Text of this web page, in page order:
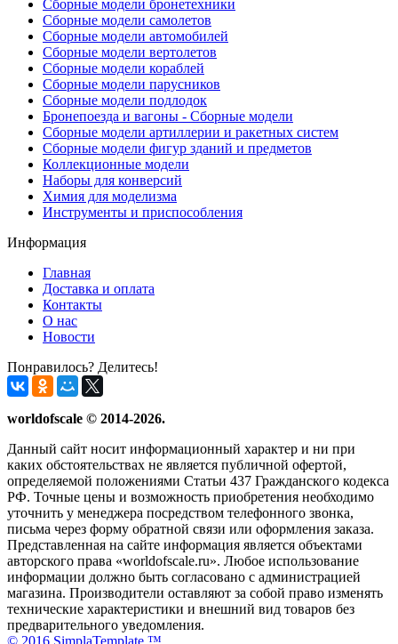
Сборные модели бронетехники
Сборные модели самолетов
Сборные модели автомобилей
Сборные модели вертолетов
Сборные модели кораблей
Сборные модели парусников
Сборные модели подлодок
Бронепоезда и вагоны - Сборные модели
Сборные модели артиллерии и ракетных систем
Сборные модели фигур зданий и предметов
Коллекционные модели
Наборы для конверсий
Химия для моделизма
Инструменты и приспособления
Информация
Главная
Доставка и оплата
Контакты
О нас
Новости
Понравилось? Делитесь!
worldofscale © 2014-2026.
Данный сайт носит информационный характер и ни при
каких обстоятельствах не является публичной офертой,
определяемой положениями Статьи 437 Гражданского кодекса
РФ. Точные цены и возможность приобретения необходимо
уточнить у менеджера посредством телефонного звонка,
письма через форму обратной связи или оформления заказа.
Представленная на сайте информация является объектами
авторского права «worldofscale.ru». Любое использование
информации должно быть согласовано с администрацией
магазина. Производители оставляют за собой право изменять
технические характеристики и внешний вид товаров без
предварительного уведомления.
© 2016 SimplaTemplate ™